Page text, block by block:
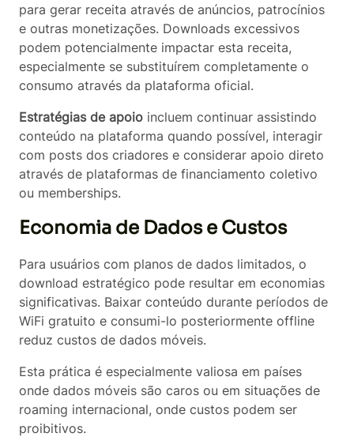
para gerar receita através de anúncios, patrocínios
e outras monetizações. Downloads excessivos
podem potencialmente impactar esta receita,
especialmente se substituírem completamente o
consumo através da plataforma oficial.
Estratégias de apoio incluem continuar assistindo
conteúdo na plataforma quando possível, interagir
com posts dos criadores e considerar apoio direto
através de plataformas de financiamento coletivo
ou memberships.
Economia de Dados e Custos
Para usuários com planos de dados limitados, o
download estratégico pode resultar em economias
significativas. Baixar conteúdo durante períodos de
WiFi gratuito e consumi-lo posteriormente offline
reduz custos de dados móveis.
Esta prática é especialmente valiosa em países
onde dados móveis são caros ou em situações de
roaming internacional, onde custos podem ser
proibitivos.